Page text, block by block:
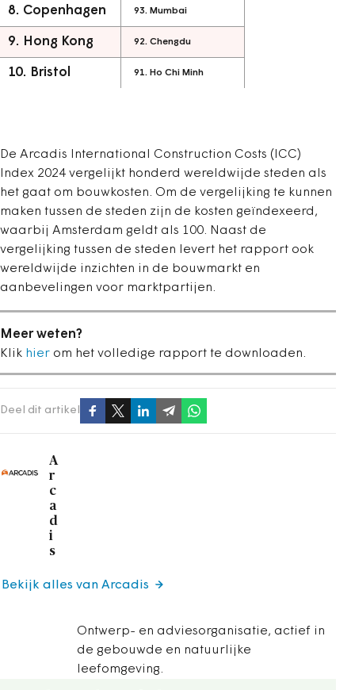
8. Copenhagen 93. Mumbai
9. Hong Kong 92. Chengdu
10. Bristol 91. Ho Chi Minh
De Arcadis International Construction Costs (ICC)
Index 2024 vergelijkt honderd wereldwijde steden als
het gaat om bouwkosten. Om de vergelijking te kunnen
maken tussen de steden zijn de kosten geïndexeerd,
waarbij Amsterdam geldt als 100. Naast de
vergelijking tussen de steden levert het rapport ook
wereldwijde inzichten in de bouwmarkt en
aanbevelingen voor marktpartijen.
Meer weten?
Klik hier om het volledige rapport te downloaden.
Deel dit artikel
A
r
c
a
d
i
s
Ontwerp- en adviesorganisatie, actief in
de gebouwde en natuurlijke
leefomgeving.
Bekijk alles van Arcadis